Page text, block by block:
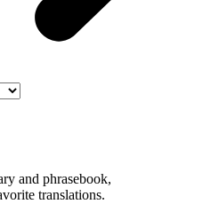
and phrasebook,
translations.